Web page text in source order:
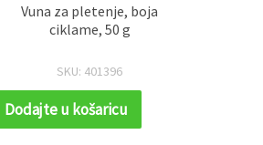
Vuna za pletenje, boja
ciklame, 50 g
SKU: 401396
Dodajte u košaricu